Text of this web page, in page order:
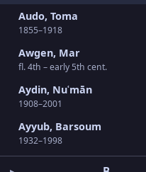
Audo, Toma
1855–1918
Awgen, Mar
fl. 4th – early 5th cent.
Aydin, Nuʿmān
1908–2001
Ayyub, Barsoum
1932–1998